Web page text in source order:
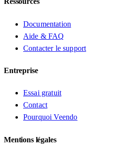
Documentation
Aide & FAQ
Contacter le support
Entreprise
Essai gratuit
Contact
Pourquoi Veendo
Mentions légales